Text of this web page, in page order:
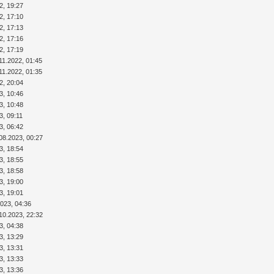
19:27
17:10
17:13
17:16
17:19
01:45
01:35
20:04
10:46
10:48
09:11
06:42
00:27
18:54
18:55
18:58
19:00
19:01
04:36
22:32
04:38
13:29
13:31
13:33
13:36